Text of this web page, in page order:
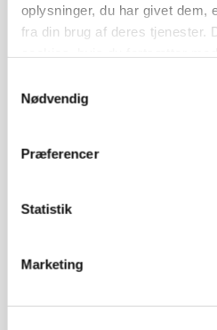
oplysninger, du har givet dem,
fra din brug af deres tjenester.
Nødvendig
Præferencer
Statistik
Marketing
Befriende, at topredaktør